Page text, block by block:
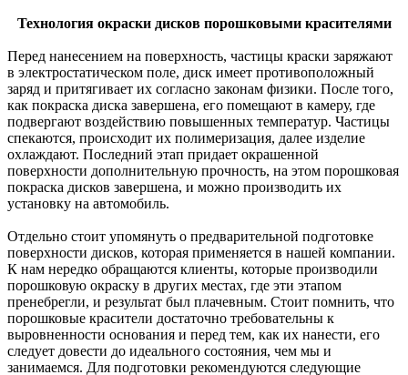
Технология окраски дисков порошковыми красителями
Перед нанесением на поверхность, частицы краски заряжают
в электростатическом поле, диск имеет противоположный
заряд и притягивает их согласно законам физики. После того,
как покраска диска завершена, его помещают в камеру, где
подвергают воздействию повышенных температур. Частицы
спекаются, происходит их полимеризация, далее изделие
охлаждают. Последний этап придает окрашенной
поверхности дополнительную прочность, на этом порошковая
покраска дисков завершена, и можно производить их
установку на автомобиль.
Отдельно стоит упомянуть о предварительной подготовке
поверхности дисков, которая применяется в нашей компании.
К нам нередко обращаются клиенты, которые производили
порошковую окраску в других местах, где эти этапом
пренебрегли, и результат был плачевным. Стоит помнить, что
порошковые красители достаточно требовательны к
выровненности основания и перед тем, как их нанести, его
следует довести до идеального состояния, чем мы и
занимаемся. Для подготовки рекомендуются следующие